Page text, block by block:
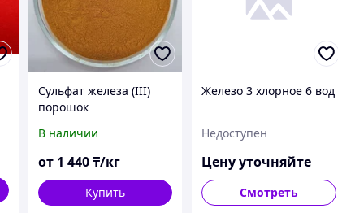
Сульфат железа (III)
порошок
В наличии
от 1 440₸/кг
Купить
Железо 3 хлорное 6 вод
Недоступен
Цену уточняйте
Смотреть